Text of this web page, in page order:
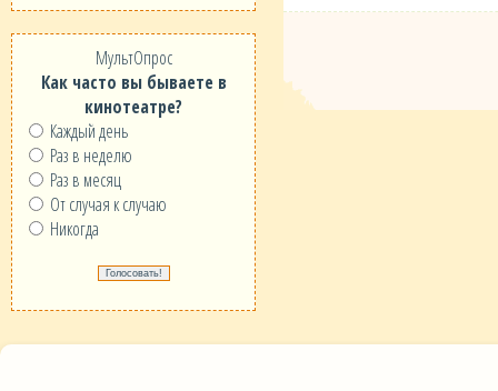
МультОпрос
Как часто вы бываете в
кинотеатре?
Каждый день
Раз в неделю
Раз в месяц
От случая к случаю
Никогда